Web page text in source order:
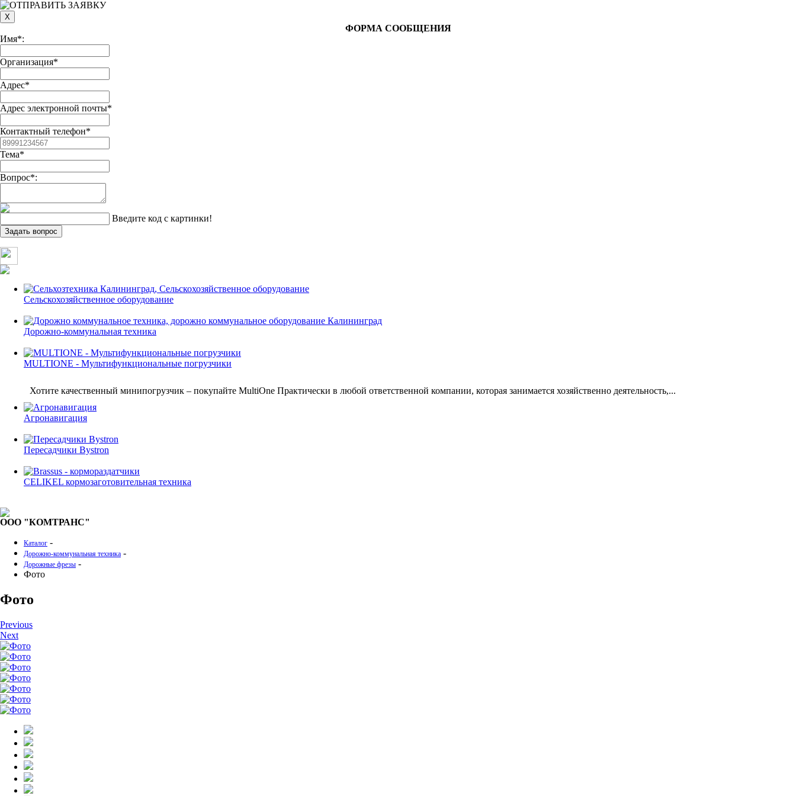
ФОРМА СООБЩЕНИЯ
Имя*:
Организация*
Адрес*
Адрес электронной почты*
Контактный телефон*
Тема*
Вопрос*:
Введите код с картинки!
Сельскохозяйственное оборудование
Дорожно-коммунальная техника
MULTIONE - Мультифункциональные погрузчики
Хотите качественный минипогрузчик – покупайте MultiOne Практически в любой ответственной компании, которая занимается хозяйственно деятельность,...
Агронавигация
Пересадчики Bystron
CELIKEL кормозаготовительная техника
ООО "КОМТРАНС"
Каталог -
Дорожно-коммунальная техника -
Дорожные фрезы -
Фото
Фото
Previous
Next